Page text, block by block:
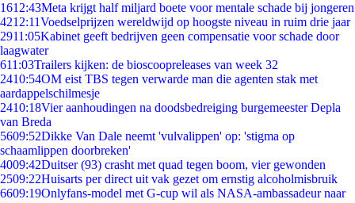
1612:43Meta krijgt half miljard boete voor mentale schade bij jongeren
4212:11Voedselprijzen wereldwijd op hoogste niveau in ruim drie jaar
2911:05Kabinet geeft bedrijven geen compensatie voor schade door
laagwater
611:03Trailers kijken: de bioscoopreleases van week 32
2410:54OM eist TBS tegen verwarde man die agenten stak met
aardappelschilmesje
2410:18Vier aanhoudingen na doodsbedreiging burgemeester Depla
van Breda
5609:52Dikke Van Dale neemt 'vulvalippen' op: 'stigma op
schaamlippen doorbreken'
4009:42Duitser (93) crasht met quad tegen boom, vier gewonden
2509:22Huisarts per direct uit vak gezet om ernstig alcoholmisbruik
6609:19Onlyfans-model met G-cup wil als NASA-ambassadeur naar